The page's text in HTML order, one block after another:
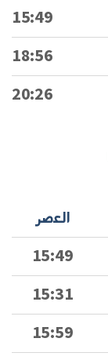
15:49
18:56
20:26
العصر
15:49
15:31
15:59